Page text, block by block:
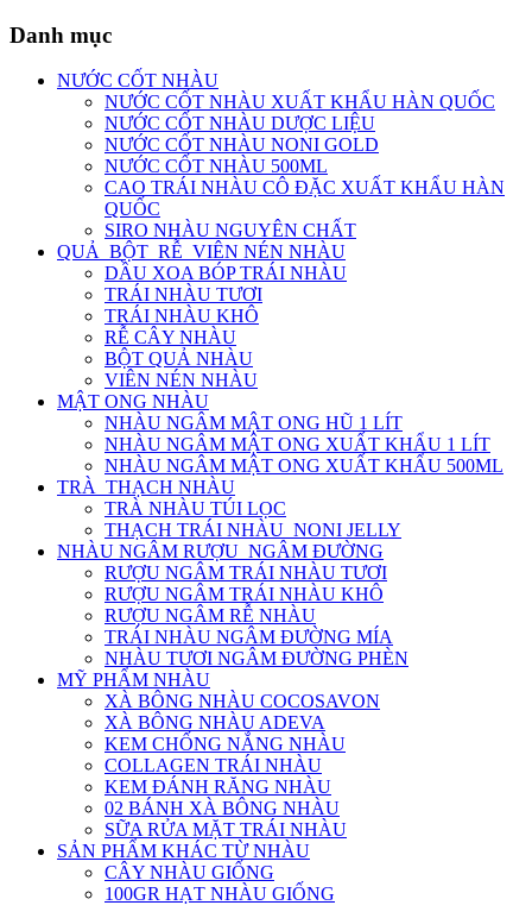
Danh mục
NƯỚC CỐT NHÀU
NƯỚC CỐT NHÀU XUẤT KHẨU HÀN QUỐC
NƯỚC CỐT NHÀU DƯỢC LIỆU
NƯỚC CỐT NHÀU NONI GOLD
NƯỚC CỐT NHÀU 500ML
CAO TRÁI NHÀU CÔ ĐẶC XUẤT KHẨU HÀN
QUỐC
SIRO NHÀU NGUYÊN CHẤT
QUẢ_BỘT_RỄ_VIÊN NÉN NHÀU
DẦU XOA BÓP TRÁI NHÀU
TRÁI NHÀU TƯƠI
TRÁI NHÀU KHÔ
RỄ CÂY NHÀU
BỘT QUẢ NHÀU
VIÊN NÉN NHÀU
MẬT ONG NHÀU
NHÀU NGÂM MẬT ONG HŨ 1 LÍT
NHÀU NGÂM MẬT ONG XUẤT KHẨU 1 LÍT
NHÀU NGÂM MẬT ONG XUẤT KHẨU 500ML
TRÀ_THẠCH NHÀU
TRÀ NHÀU TÚI LỌC
THẠCH TRÁI NHÀU_NONI JELLY
NHÀU NGÂM RƯỢU_NGÂM ĐƯỜNG
RƯỢU NGÂM TRÁI NHÀU TƯƠI
RƯỢU NGÂM TRÁI NHÀU KHÔ
RƯỢU NGÂM RỄ NHÀU
TRÁI NHÀU NGÂM ĐƯỜNG MÍA
NHÀU TƯƠI NGÂM ĐƯỜNG PHÈN
MỸ PHẨM NHÀU
XÀ BÔNG NHÀU COCOSAVON
XÀ BÔNG NHÀU ADEVA
KEM CHỐNG NẮNG NHÀU
COLLAGEN TRÁI NHÀU
KEM ĐÁNH RĂNG NHÀU
02 BÁNH XÀ BÔNG NHÀU
SỮA RỬA MẶT TRÁI NHÀU
SẢN PHẨM KHÁC TỪ NHÀU
CÂY NHÀU GIỐNG
100GR HẠT NHÀU GIỐNG